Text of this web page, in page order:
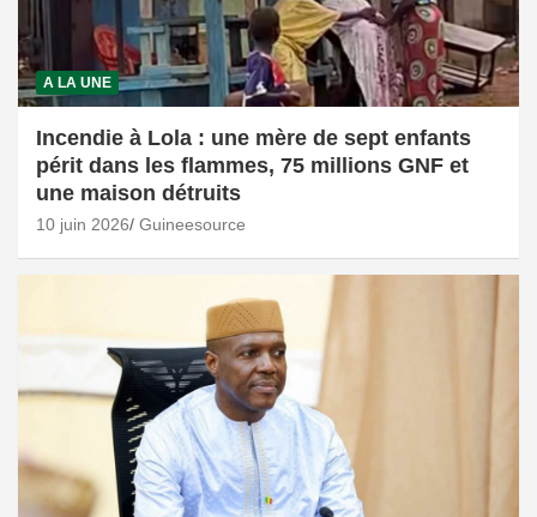
A LA UNE
Incendie à Lola : une mère de sept enfants
périt dans les flammes, 75 millions GNF et
une maison détruits
10 juin 2026 Guineesource